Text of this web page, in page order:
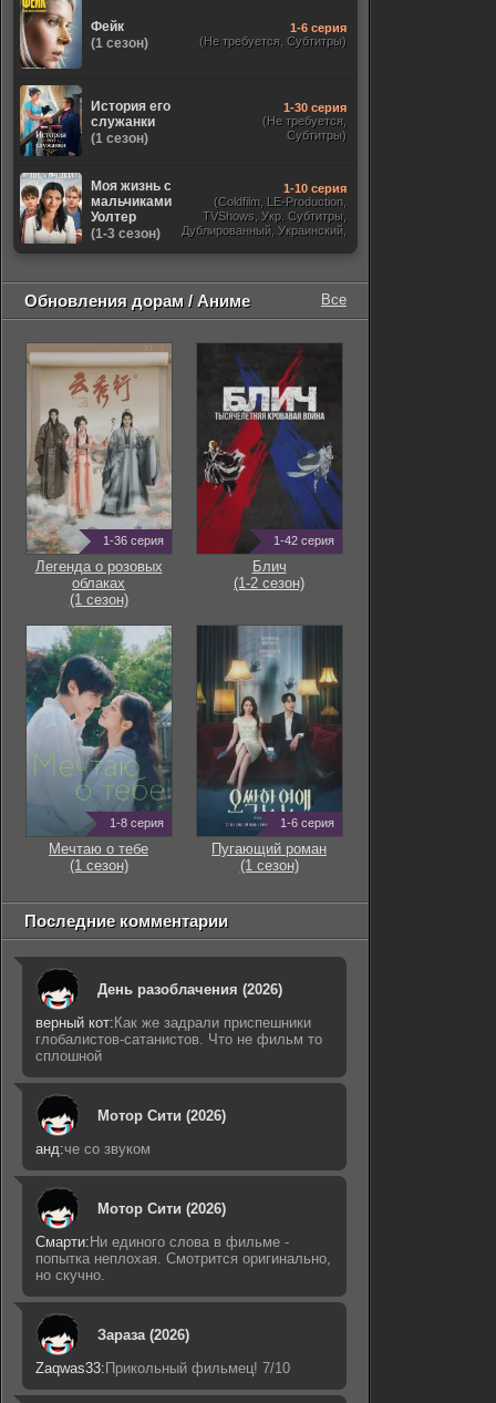
Фейк
(1 сезон)
1-6 серия
(Не требуется, Субтитры)
История его
служанки
(1 сезон)
1-30 серия
(Не требуется,
Субтитры)
Моя жизнь с
мальчиками
Уолтер
(1-3 сезон)
1-10 серия
(Coldfilm, LE-Production,
TVShows, Укр. Субтитры,
Дублированный, Украинский,
Обновления дорам / Аниме Все
1-36 серия
Легенда о розовых
облаках
(1 сезон)
1-42 серия
Блич
(1-2 сезон)
1-8 серия
Мечтаю о тебе
(1 сезон)
1-6 серия
Пугающий роман
(1 сезон)
Последние комментарии
День разоблачения (2026)
верный кот: Как же задрали приспешники
глобалистов-сатанистов. Что не фильм то
сплошной
Мотор Сити (2026)
анд:че со звуком
Мотор Сити (2026)
Смарти: Ни единого слова в фильме -
попытка неплохая. Смотрится оригинально,
но скучно.
Зараза (2026)
Zaqwas33: Прикольный фильмец! 7/10